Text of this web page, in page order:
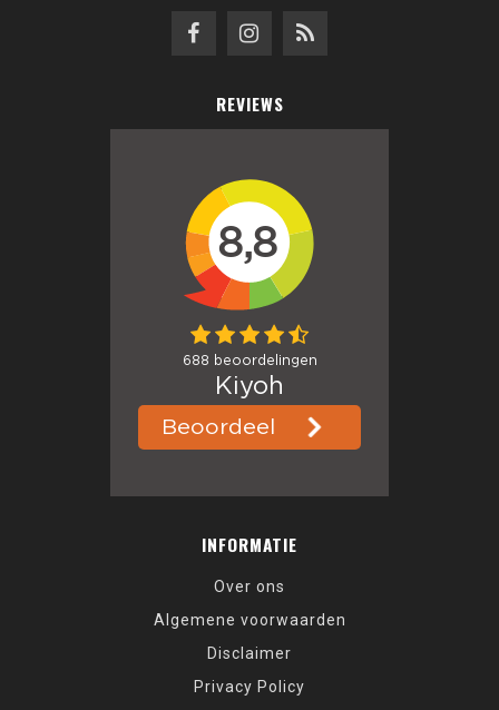
REVIEWS
INFORMATIE
Over ons
Algemene voorwaarden
Disclaimer
Privacy Policy